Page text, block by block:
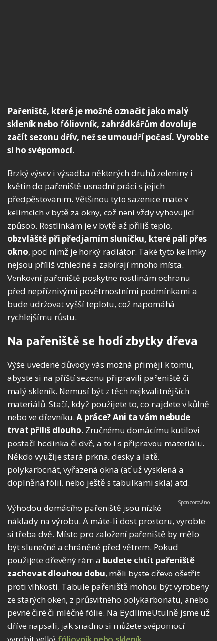
Pařeniště, které je možné označit jako malý
skleník nebo fóliovník, zahrádkářům dovoluje
začít sezonu dřív, než se umoudří počasí. Vyrobte
si ho svépomocí.
Brzký výsev i výsadba některých druhů zeleniny i
květin do pařeniště usnadní práci s jejich
předpěstováním. Většinou tyto sazenice máte v
kelímcích v bytě za okny, což není vždy vyhovující
způsob. Rostlinkám je v bytě až příliš teplo,
obzvláště při předjarním sluníčku, které pálí přes
okno, pod nímž je horký radiátor. Také tyto kelímky
nejsou příliš vzhledné a zabírají mnoho místa.
Venkovní pařeniště poskytne rostlinám ochranu
před nepříznivými povětrnostními podmínkami a
bude udržovat vyšší teplotu, což napomáhá
rychlejšímu růstu.
Na pařeniště se hodí zbytky dřeva
Výše uvedené důvody vás možná přimějí k tomu,
abyste si na příští sezonu připravili pařeniště či
malý skleník. Nemusí být z těch nejkvalitnějších
materiálů. Stačí, když použijete to, co najdete v kůlně
nebo ve dřevníku. A práce?Ani ta vám nebude
trvat příliš dlouho. Zručnému domácímu kutilovi
postačí hodinka či dvě, a to i s přípravou materiálu.
Někdo využije stará prkna, desky a latě,
polykarbonát, vyřazená okna (ať už vysklená a
doplněná fólií, nebo ještě s tabulkami skla) atd.
Výhodou domácího pařeniště jsou nízké
náklady na výrobu. A máte-li dost prostoru, vyrobte
si třeba dvě. Místo pro založení pařeniště by mělo
být slunečné a chráněné před větrem. Pokud
použijete dřevěný rám a budete chtít pařeniště
zachovat dlouhou dobu, měli byste dřevo ošetřit
proti vlhkosti. Tabule pařeniště mohou být vyrobeny
ze starých oken, z průsvitného polykarbonátu, anebo
pevné čiré či mléčné fólie. Na BydlímeÚtulně jsme už
dříve napsali, jak snadno si můžete svépomocí